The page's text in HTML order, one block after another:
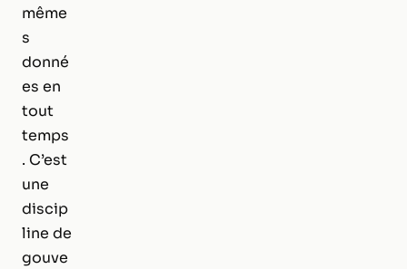
même
s
donné
es en
tout
temps
. C’est
une
discip
line de
gouve